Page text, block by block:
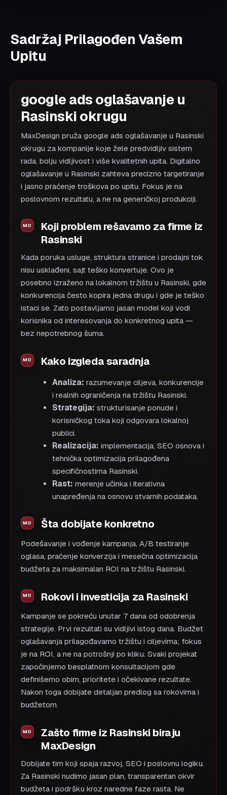
Sadržaj Prilagođen Vašem
Upitu
google ads oglašavanje u
Rasinski okrugu
MaxDesign pruža google ads oglašavanje u Rasinski
okrugu za kompanije koje žele predvidljiv sistem
rada, bolju vidljivost i više kvalitetnih upita. Digitalno
oglašavanje u Rasinski zahteva precizno targetiranje
i jasno praćenje troškova po upitu. Fokus je na
poslovnom rezultatu, a ne na generičkoj produkciji.
Koji problem rešavamo za firme iz
Rasinski
Kada poruka usluge, struktura stranice i prodajni tok
nisu usklađeni, sajt teško konvertuje. Ovo je
posebno izraženo na lokalnom tržištu u Rasinski, gde
konkurencija često kopira jedna drugu i gde je teško
istaci se. Zato postavljamo jasan model koji vodi
korisnika od interesovanja do konkretnog upita —
bez nepotrebnog šuma.
Kako izgleda saradnja
Analiza: razumevanje ciljeva, konkurencije
i realnih ograničenja na tržištu Rasinski.
Strategija: strukturisanje ponude i
korisničkog toka koji odgovara lokalnoj
publici.
Realizacija: implementacija, SEO osnova i
tehnička optimizacija prilagođena
specifičnostima Rasinski.
Rast: merenje učinka i iterativna
unapređenja na osnovu stvarnih podataka.
Šta dobijate konkretno
Podešavanje i vođenje kampanja, A/B testiranje
oglasa, praćenje konverzija i mesečna optimizacija
budžeta za maksimalan ROI na tržištu Rasinski.
Rokovi i investicija za Rasinski
Kampanje se pokreću unutar 7 dana od odobrenja
strategije. Prvi rezultati su vidljivi istog dana. Budžet
oglašavanja prilagođavamo tržištu i ciljevima; fokus
je na ROI, a ne na potrošnji po kliku. Svaki projekat
započinjemo besplatnom konsultacijom gde
definišemo obim, prioritete i očekivane rezultate.
Nakon toga dobijate detaljan predlog sa rokovima i
budžetom.
Zašto firme iz Rasinski biraju
MaxDesign
Dobijate tim koji spaja razvoj, SEO i poslovnu logiku.
Za Rasinski nudimo jasan plan, transparentan okvir
budžeta i podršku kroz naredne faze rasta. Ne